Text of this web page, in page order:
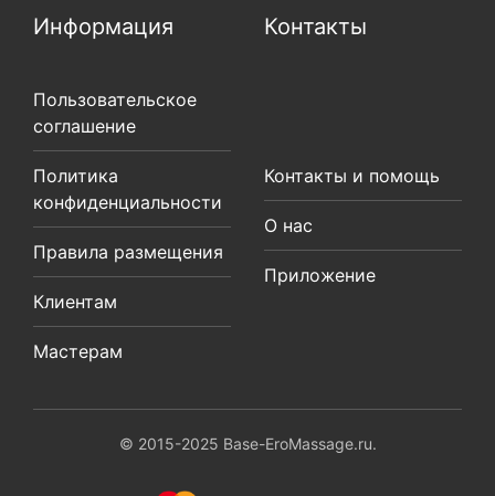
Информация
Пользовательское
соглашение
Политика
конфиденциальности
Правила размещения
Клиентам
Мастерам
Контакты
Контакты и помощь
О нас
Приложение
© 2015-2025 Base-EroMassage.ru.